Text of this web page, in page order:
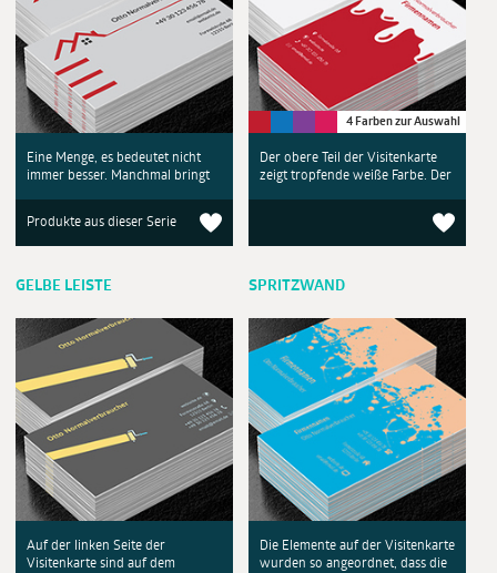
Eine Menge, es bedeutet nicht
immer besser. Manchmal bringt
Produkte aus dieser Serie
4 Farben zur Auswahl
Der obere Teil der Visitenkarte
zeigt tropfende weiße Farbe. Der
GELBE LEISTE
Auf der linken Seite der
Visitenkarte sind auf dem
SPRITZWAND
Die Elemente auf der Visitenkarte
wurden so angeordnet, dass die